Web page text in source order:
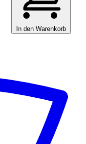
In den Warenkorb